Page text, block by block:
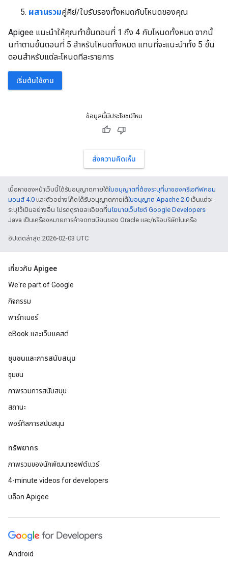
ผสานรวมคู่คีย์/ใบรับรองทั้งหมดกับโหนดของคุณ
Apigee แนะนําให้คุณทําขั้นตอนที่ 1 ถึง 4 กับโหนดทั้งหมด จากนั้
นทําตามขั้นตอนที่ 5 สําหรับโหนดทั้งหมด แทนที่จะแนะนําทั้ง 5 ขั้น
ตอนสําหรับแต่ละโหนดทีละรายการ
เริ่มต้นใช้งาน
ข้อมูลนี้มีประโยชน์ไหม
ส่งความคิดเห็น
เนื้อหาของหน้าเว็บนี้ได้รับอนุญาตภายใต้ใบอนุญาตที่ต้องระบุที่มาของครีเอทีฟคอม
มอนส์ 4.0 และตัวอย่างโค้ดได้รับอนุญาตภายใต้ใบอนุญาต Apache 2.0 เว้นแต่จะ
ระบุไว้เป็นอย่างอื่น โปรดดูรายละเอียดที่นโยบายเว็บไซต์ Google Developers
Java เป็นเครื่องหมายการค้าจดทะเบียนของ Oracle และ/หรือบริษัทในเครือ
อัปเดตล่าสุด 2026-02-03 UTC
เกี่ยวกับ Apigee
We're part of Google
กิจกรรม
พาร์ทเนอร์
eBook และเว็บแคสต์
ชุมชนและการสนับสนุน
ชุมชน
ภาพรวมการสนับสนุน
สถานะ
พอร์ทัลการสนับสนุน
ทรัพยากร
ภาพรวมของนักพัฒนาซอฟต์แวร์
4-minute videos for developers
บล็อก Apigee
Android